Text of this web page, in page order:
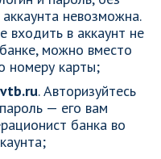
невозможна.
входить в аккаунт не
можно вместо
номеру карты;
. Авторизуйтесь
— его вам
банка во